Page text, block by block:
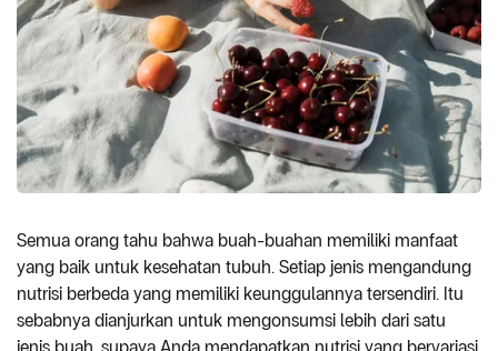
Semua orang tahu bahwa buah-buahan memiliki manfaat
yang baik untuk kesehatan tubuh. Setiap jenis mengandung
nutrisi berbeda yang memiliki keunggulannya tersendiri. Itu
sebabnya dianjurkan untuk mengonsumsi lebih dari satu